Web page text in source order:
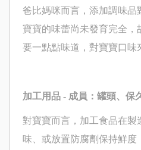
爸比媽咪而言，添加調味品
寶寶的味蕾尚未發育完全，
要一點點味道，對寶寶口味
加工用品- 成員：罐頭、保
對寶寶而言，加工食品在製
味、或放置防腐劑保持鮮度